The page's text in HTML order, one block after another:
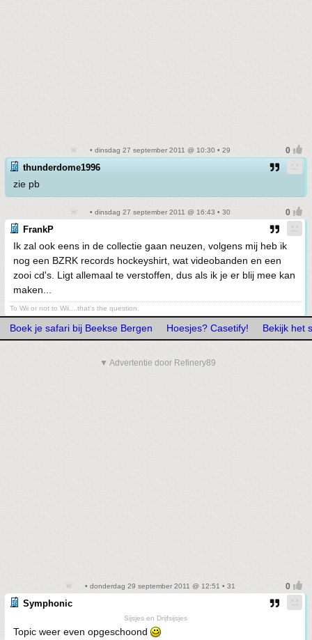
• dinsdag 27 september 2011 @ 10:30 • 29
thunderdome1996
zie pb
• dinsdag 27 september 2011 @ 16:43 • 30
FrankP
Ik zal ook eens in de collectie gaan neuzen, volgens mij heb ik
nog een BZRK records hockeyshirt, wat videobanden en een
zooi cd's. Ligt allemaal te verstoffen, dus als ik je er blij mee kan
maken...
To Wii or not to Wii....that's the question.
Boek je safari bij Beekse Bergen Hoesjes? Casetify! Bekijk het
▼ Advertentie door Refinery89
• donderdag 29 september 2011 @ 12:51 • 31
Symphonic
Sijsjes en Drijfsijsjes
Topic weer even opgeschoond